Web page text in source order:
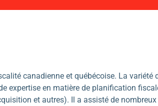
canadienne et québécoise. La
expertise en matière de planification
et autres). Il a assisté de